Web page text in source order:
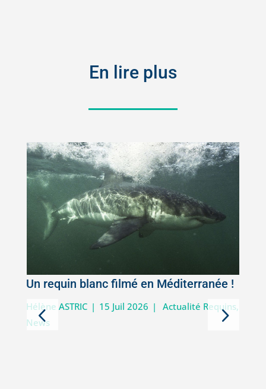
En lire plus
Un requin blanc filmé en Méditerranée !
Hélène ASTRIC | 15 Juil 2026 | Actualité Requins,
News